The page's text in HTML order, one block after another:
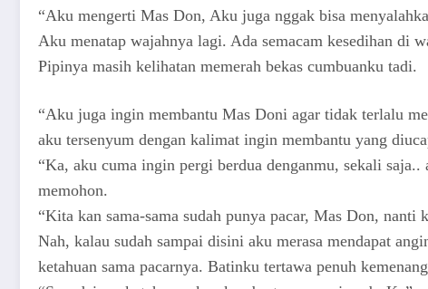
“Aku mengerti Mas Don, Aku juga nggak bisa
Aku menatap wajahnya lagi. Ada semacam kesedihan di
Pipinya masih kelihatan memerah bekas cumbuanku tadi.
“Aku juga ingin membantu Mas Doni agar tidak terlalu
aku tersenyum dengan kalimat ingin membantu yang
“Ka, aku cuma ingin pergi berdua denganmu, sekali
memohon.
“Kita kan sama-sama sudah punya pacar, Mas Don, nanti
Nah, kalau sudah sampai disini aku merasa mendapat
ketahuan sama pacarnya. Batinku tertawa penuh